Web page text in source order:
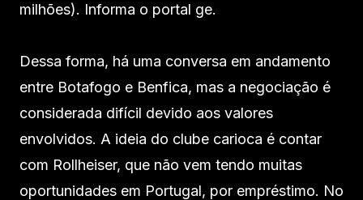
milhões). Informa o portal ge.
Dessa forma, há uma conversa em andamento
entre Botafogo e Benfica, mas a negociação é
considerada difícil devido aos valores
envolvidos. A ideia do clube carioca é contar
com Rollheiser, que não vem tendo muitas
oportunidades em Portugal, por empréstimo. No